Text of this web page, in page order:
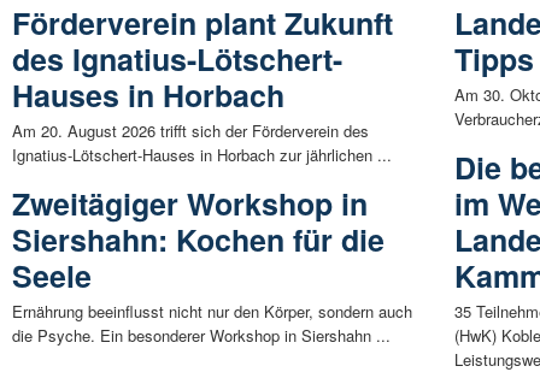
Förderverein plant Zukunft
des Ignatius-Lötschert-
Hauses in Horbach
Am 20. August 2026 trifft sich der Förderverein des
Ignatius-Lötschert-Hauses in Horbach zur jährlichen ...
Zweitägiger Workshop in
Siershahn: Kochen für die
Seele
Ernährung beeinflusst nicht nur den Körper, sondern auch
die Psyche. Ein besonderer Workshop in Siershahn ...
Am 30.
Die
im
35
(HwK)